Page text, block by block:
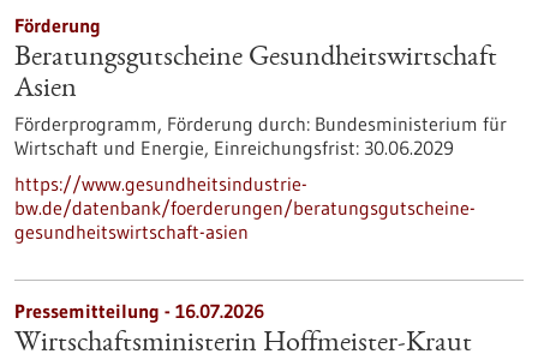
Förderung
Beratungsgutscheine Gesundheitswirtschaft
Asien
Förderprogramm, Förderung durch: Bundesministerium für
Wirtschaft und Energie, Einreichungsfrist: 30.06.2029
https://www.gesundheitsindustrie-
bw.de/datenbank/foerderungen/beratungsgutscheine-
gesundheitswirtschaft-asien
Pressemitteilung - 16.07.2026
Wirtschaftsministerin Hoffmeister-Kraut